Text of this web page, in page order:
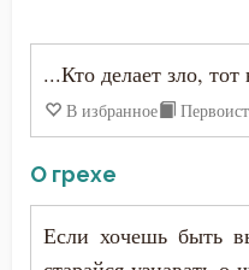
Воплощение
Воскресение
Высокомерие
Григорий Великий
Григорий Нисский
Григорий Палама
Григорий Синаит
...Кто делает зло,
В избранное
О грехе
Если хочешь быть